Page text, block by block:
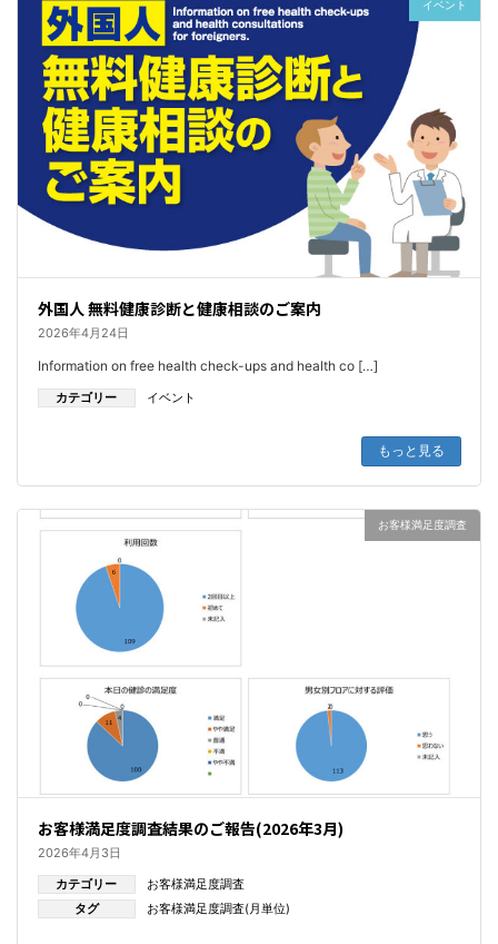
イベント
外国人 無料健康診断と健康相談のご案内
2026年4月24日
Information on free health check-ups and health co […]
カテゴリー イベント
もっと見る
お客様満足度調査
お客様満足度調査結果のご報告(2026年3月)
2026年4月3日
カテゴリー
お客様満足度調査
タグ
お客様満足度調査(月単位)